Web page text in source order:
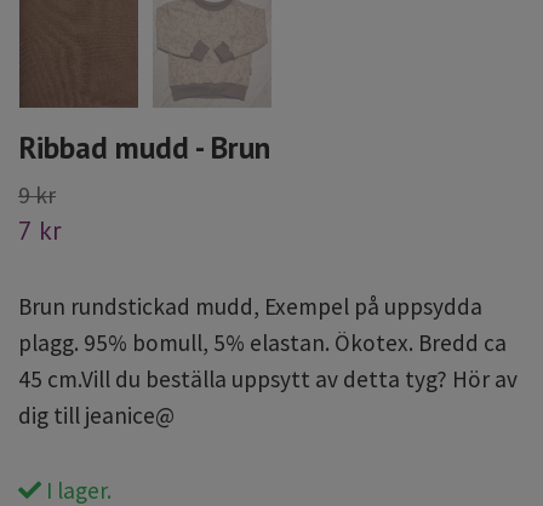
Ribbad mudd - Brun
9 kr
7 kr
Brun rundstickad mudd, Exempel på uppsydda
plagg. 95% bomull, 5% elastan. Ökotex. Bredd ca
45 cm.Vill du beställa uppsytt av detta tyg? Hör av
dig till jeanice@
I lager.